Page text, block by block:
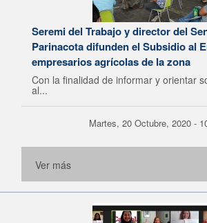
Seremi del Trabajo y director del
Parinacota difunden el Subsidio al
empresarios agrícolas de la zona
Con la finalidad de informar y orientar
al...
Martes, 20 Octubre, 2020 -
Ver más